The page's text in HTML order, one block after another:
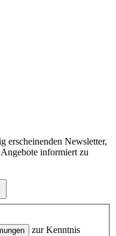
erscheinenden Newsletter,
informiert zu
zur Kenntnis